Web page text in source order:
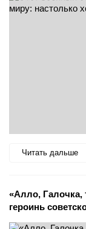
Читать дальше
«Алло, Галочка,
героинь